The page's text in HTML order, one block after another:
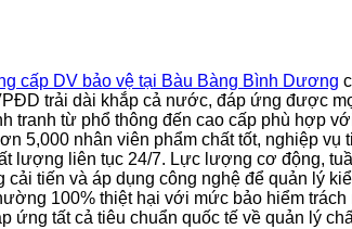
cấp DV bảo vệ tại Bàu Bàng Bình Dương
trải dài khắp cả nước, đáp ứng được
tranh từ phổ thông đến cao cấp phù hợp
5,000 nhân viên phẩm chất tốt, nghiệp
lượng liên tục 24/7. Lực lượng cơ động,
tiến và áp dụng công nghệ để quản lý
100% thiệt hại với mức bảo hiểm
ứng tất cả tiêu chuẩn quốc tế về quản lý